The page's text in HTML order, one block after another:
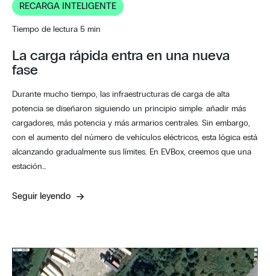
RECARGA INTELIGENTE
Tiempo de lectura 5 min
La carga rápida entra en una nueva
fase
Durante mucho tiempo, las infraestructuras de carga de alta
potencia se diseñaron siguiendo un principio simple: añadir más
cargadores, más potencia y más armarios centrales. Sin embargo,
con el aumento del número de vehículos eléctricos, esta lógica está
alcanzando gradualmente sus límites. En EVBox, creemos que una
estación…
Seguir leyendo